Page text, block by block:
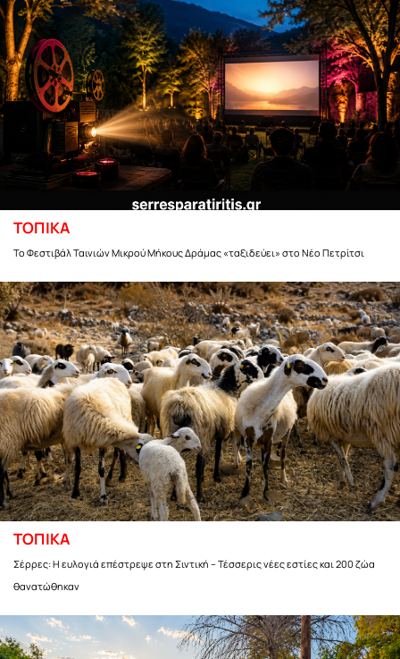
ΤΟΠΙΚΑ
Το Φεστιβάλ Ταινιών Μικρού Μήκους Δράμας «ταξιδεύει» στο Νέο Πετρίτσι
ΤΟΠΙΚΑ
Σέρρες: Η ευλογιά επέστρεψε στη Σιντική – Τέσσερις νέες εστίες και 200 ζώα
θανατώθηκαν